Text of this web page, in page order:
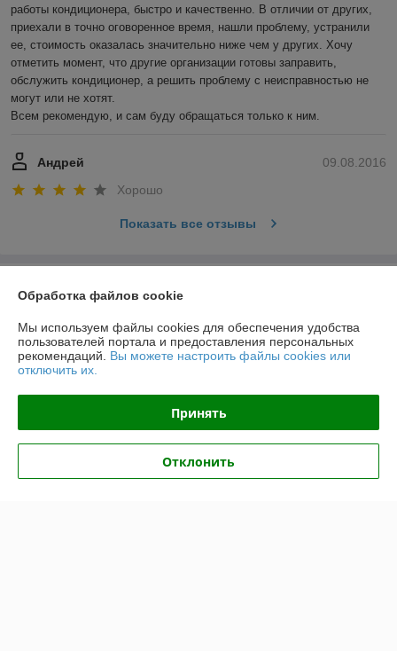
работы кондиционера, быстро и качественно. В отличии от других,
приехали в точно оговоренное время, нашли проблему, устранили
ее, стоимость оказалась значительно ниже чем у других. Хочу
отметить момент, что другие организации готовы заправить,
обслужить кондиционер, а решить проблему с неисправностью не
могут или не хотят.
Всем рекомендую, и сам буду обращаться только к ним.
09.08.2016
Андрей
Хорошо
Показать все отзывы
Контакты
Доставка и оплата
Обработка файлов cookie
Мы используем файлы cookies для обеспечения удобства
пользователей портала и предоставления персональных
рекомендаций. Вы можете настроить файлы cookies или
отключить их.
Принять
Отклонить